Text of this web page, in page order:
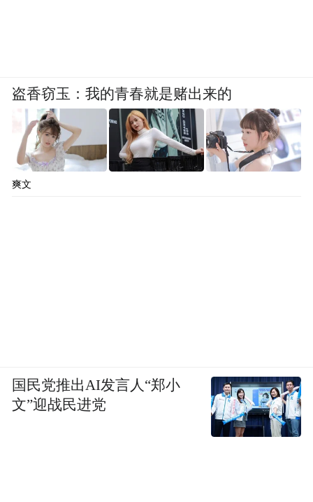
盗香窃玉：我的青春就是赌出来的
爽文
国民党推出AI发言人“郑小
文”迎战民进党